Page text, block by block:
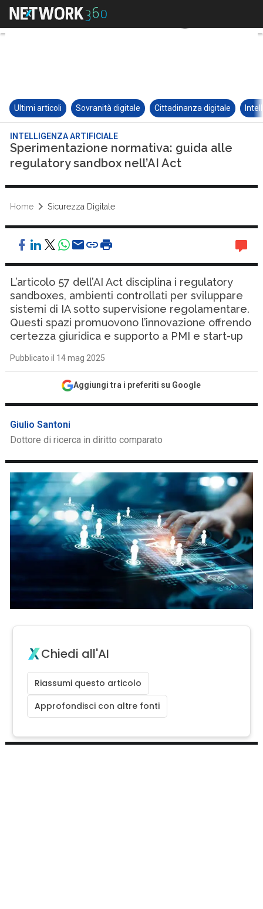
Ultimi articoli Sovranità digitale Cittadinanza digitale
INTELLIGENZA ARTIFICIALE
Sperimentazione normativa: guida alle
regulatory sandbox nell’AI Act
Home Sicurezza Digitale
L’articolo 57 dell’AI Act disciplina i regulatory
sandboxes, ambienti controllati per sviluppare
sistemi di IA sotto supervisione regolamentare.
Questi spazi promuovono l’innovazione offrendo
certezza giuridica e supporto a PMI e start-up
Pubblicato il 14 mag 2025
Aggiungi tra i preferiti su Google
Giulio Santoni
Dottore di ricerca in diritto comparato
Chiedi all'AI
Riassumi questo articolo
Approfondisci con altre fonti